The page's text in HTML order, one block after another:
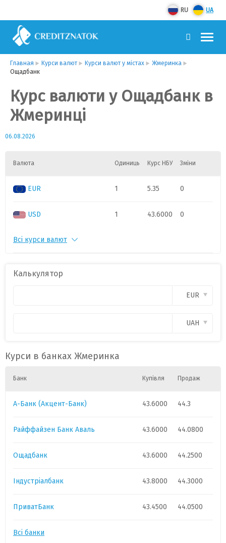
RU UA
Главная Курси валют Курси валют у містах
Жмеринка
Ощадбанк
Курс валюти у Ощадбанк в
Жмеринці
06.08.2026
Валюта Одиниць Курс НБУ Зміни
EUR 1 5.35 0
USD 1 43.6000 0
PLN
Всі курси валют
Калькулятор
EUR
UAH
Курси в банках Жмеринка
Банк Купівля Продаж
А-Банк (Акцент-Банк) 43.6000 44.3
Райффайзен Банк Аваль 43.6000 44.0800
Ощадбанк 43.6000 44.2500
Індустріалбанк 43.8000 44.3000
ПриватБанк 43.4500 44.0500
Всі банки